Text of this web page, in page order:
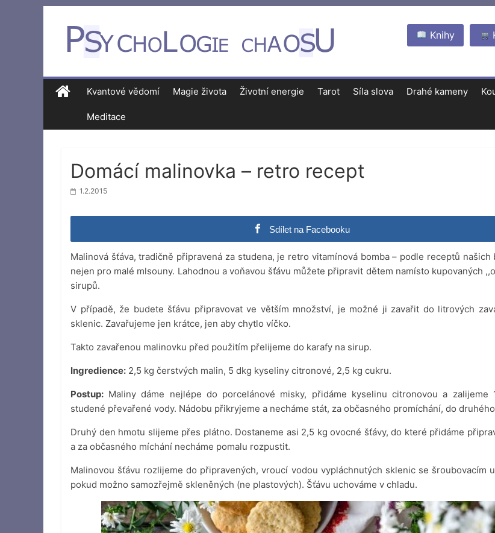
Knihy
Kvantové vědomí Magie života Životní energie Tarot Síla slova Drahé kameny
Meditace
Domácí malinovka – retro recept
1.2.2015
Sdílet na Facebooku
Malinová šťáva, tradičně připravená za studena, je retro vitamínová bomba – podle receptů našich
nejen pro malé mlsouny. Lahodnou a voňavou šťávu můžete připravit dětem namísto kupovaných
sirupů.
V případě, že budete šťávu připravovat ve větším množství, je možné ji zavařit do litrových
sklenic. Zavařujeme jen krátce, jen aby chytlo víčko.
Takto zavařenou malinovku před použitím přelijeme do karafy na sirup.
Ingredience: 2,5 kg čerstvých malin, 5 dkg kyseliny citronové, 2,5 kg cukru.
Postup: Maliny dáme nejlépe do porcelánové misky, přidáme kyselinu citronovou a zalijeme
studené převařené vody. Nádobu přikryjeme a necháme stát, za občasného promíchání, do
Druhý den hmotu slijeme přes plátno. Dostaneme asi 2,5 kg ovocné šťávy, do které přidáme
a za občasného míchání necháme pomalu rozpustit.
Malinovou šťávu rozlijeme do připravených, vroucí vodou vypláchnutých sklenic se šroubovacím
pokud možno samozřejmě skleněných (ne plastových). Šťávu uchováme v chladu.